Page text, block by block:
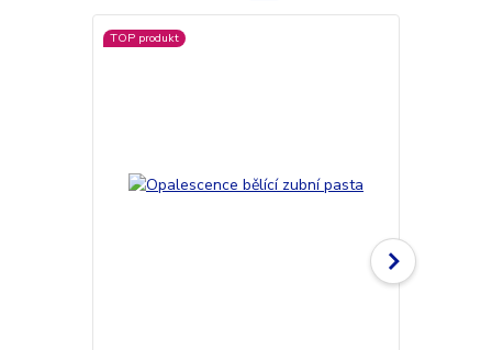
TOP produkt